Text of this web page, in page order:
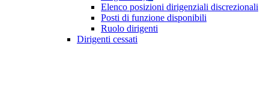
Elenco posizioni dirigenziali discrezionali
Posti di funzione disponibili
Ruolo dirigenti
Dirigenti cessati